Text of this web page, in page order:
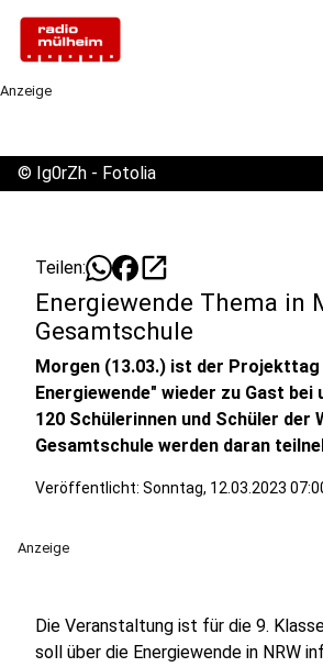
Anzeige
© Ig0rZh - Fotolia
Teilen: open_in_new
Energiewende Thema in
Gesamtschule
Morgen (13.03.) ist der Projekttag
Energiewende" wieder zu Gast bei
120 Schülerinnen und Schüler der
Gesamtschule werden daran
Veröffentlicht: Sonntag, 12.03.2023
Anzeige
Die Veranstaltung ist für die 9.
soll über die Energiewende in NRW